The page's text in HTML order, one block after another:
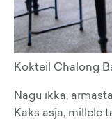
Kokteil Chalong
Nagu ikka,
Kaks asja, millele